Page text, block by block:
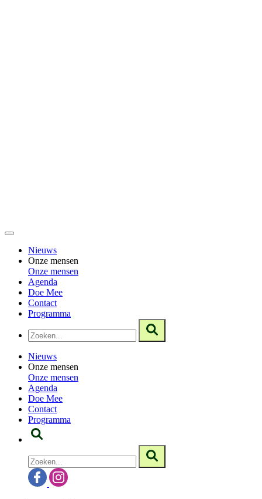
Nieuws
Onze mensen
Onze mensen
Agenda
Doe Mee
Contact
Programma
Nieuws
Onze mensen
Onze mensen
Agenda
Doe Mee
Contact
Programma